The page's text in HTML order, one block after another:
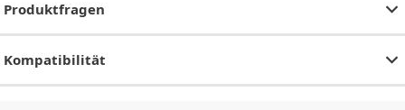
Produktfragen
Kompatibilität